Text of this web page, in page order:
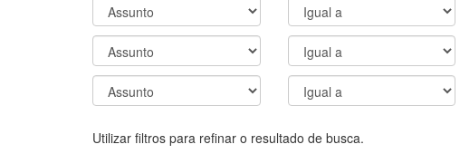
Utilizar filtros para refinar o resultado de busca.